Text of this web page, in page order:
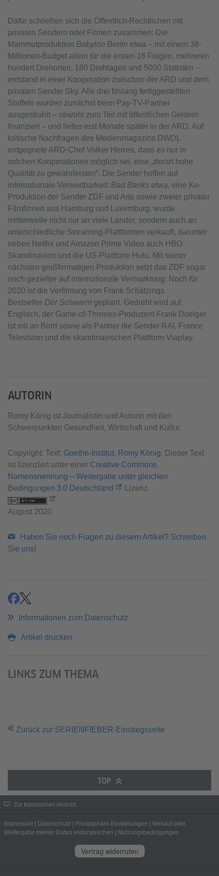
Dafür schließen sich die Öffentlich-Rechtlichen mit
privaten Sendern oder Firmen zusammen: Die
Mammutproduktion Babylon Berlin etwa – mit einem 38-
Millionen-Budget allein für die ersten 16 Folgen, mehreren
hundert Drehorten, 180 Drehtagen und 5000 Statisten –
entstand in einer Kooperation zwischen der ARD und dem
privaten Sender Sky. Alle drei bislang fertiggestellten
Staffeln wurden zunächst beim Pay-TV-Partner
ausgestrahlt – obwohl zum Teil mit öffentlichen Geldern
finanziert – und liefen erst Monate später in der ARD. Auf
kritische Nachfragen des Medienmagazins DWDL
entgegnete ARD-Chef Volker Herres, dass es nur in
solchen Kooperationen möglich sei, eine „derart hohe
Qualität zu gewährleisten“. Die Sender hoffen auf
internationale Verwertbarkeit: Bad Banks etwa, eine Ko-
Produktion der Sender ZDF und Arte sowie zweier privater
Filmfirmen aus Hamburg und Luxemburg, wurde
mittlerweile nicht nur an viele Länder, sondern auch an
unterschiedliche Streaming-Plattformen verkauft, darunter
neben Netflix und Amazon Prime Video auch HBO
Skandinavien und die US-Plattform Hulu. Mit seiner
nächsten großformatigen Produktion setzt das ZDF sogar
noch gezielter auf internationale Vermarktung: Noch für
2020 ist die Verfilmung von Frank Schätzings
Bestseller Der Schwarm geplant. Gedreht wird auf
Englisch, der Game-of-Thrones-Produzent Frank Doelger
ist mit an Bord sowie als Partner die Sender RAI, France
Television und die skandinavischen Plattform Viaplay.
AUTORIN
Romy König ist Journalistin und Autorin mit den
Schwerpunkten Gesundheit, Wirtschaft und Kultur.
Copyright: Text: Goethe-Institut, Romy König. Dieser Text
ist lizenziert unter einer Creative Commons
Namensnennung – Weitergabe unter gleichen
Bedingungen 3.0 Deutschland
Lizenz.
August 2020
Haben Sie noch Fragen zu diesem Artikel? Schreiben
Sie uns!
teilenteilen
Informationen zum Datenschutz
Artikel drucken
LINKS ZUM THEMA
Zurück zur SERIENFIEBER-Einstiegsseite
TOP
Zur klassischen Ansicht
Impressum Datenschutz Privatsphäre-Einstellungen
Verkauf oder
Weitergabe meiner Daten widersprechen
Nutzungsbedingungen
Vertrag widerrufen